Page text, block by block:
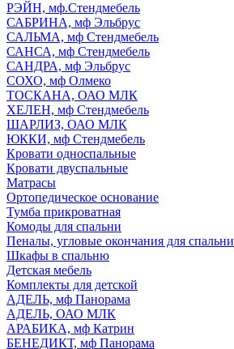
РЭЙН, мф.Стендмебель
САБРИНА, мф Эльбрус
САЛЬМА, мф Стендмебель
САНСА, мф Стендмебель
САНДРА, мф Эльбрус
СОХО, мф Олмеко
ТОСКАНА, ОАО МЛК
ХЕЛЕН, мф Стендмебель
ШАРЛИЗ, ОАО МЛК
ЮККИ, мф Стендмебель
Кровати односпальные
Кровати двуспальные
Матрасы
Ортопедическое основание
Тумба прикроватная
Комоды для спальни
Пеналы, угловые окончания для спальни
Шкафы в спальню
Детская мебель
Комплекты для детской
АДЕЛЬ, мф Панорама
АДЕЛЬ, ОАО МЛК
АРАБИКА, мф Катрин
БЕНЕДИКТ, мф Панорама